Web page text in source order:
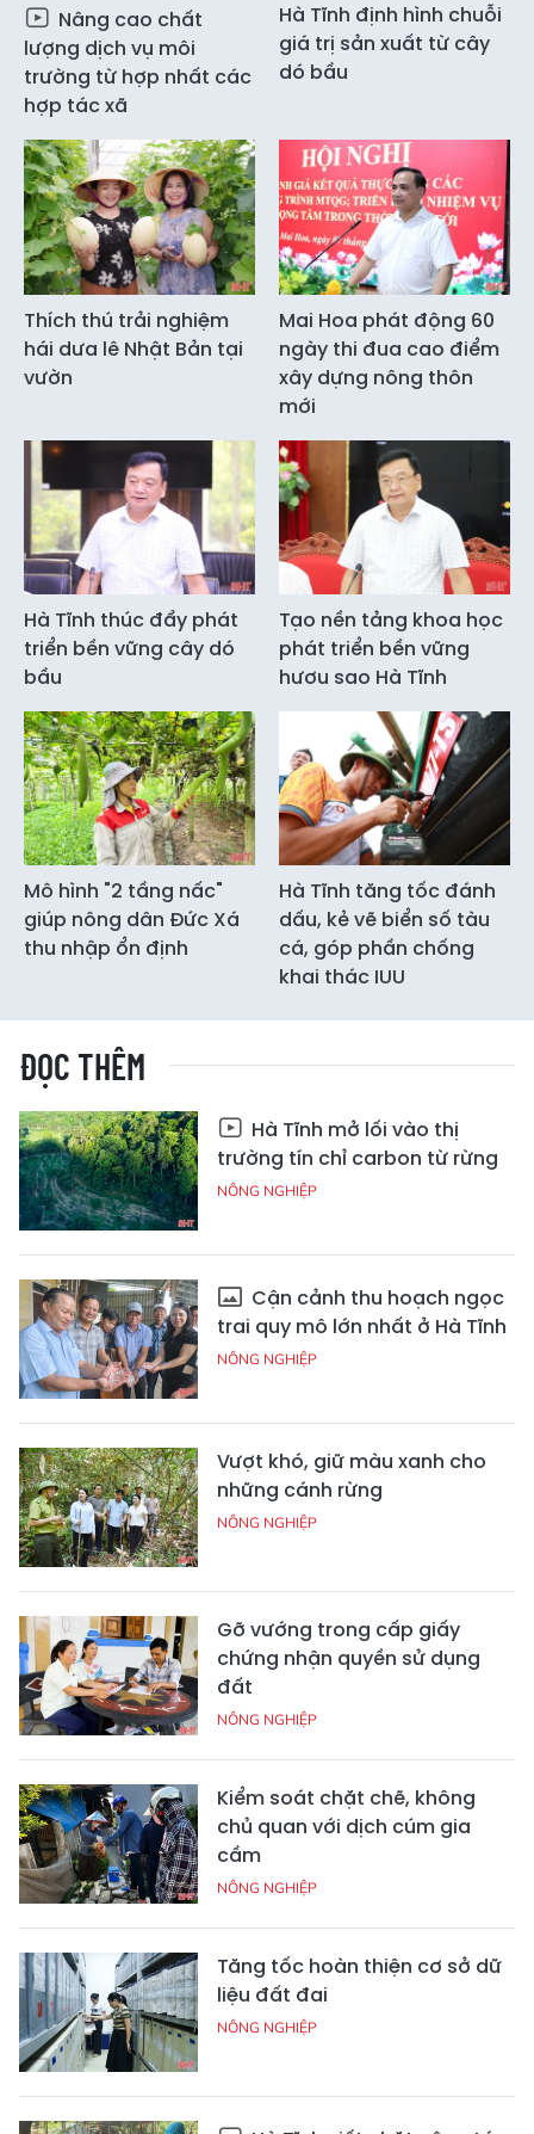
Nâng cao chất
lượng dịch vụ môi
trường từ hợp nhất các
hợp tác xã
Hà Tĩnh định hình chuỗi
giá trị sản xuất từ cây
dó bầu
Thích thú trải nghiệm
hái dưa lê Nhật Bản tại
vườn
Mai Hoa phát động 60
ngày thi đua cao điểm
xây dựng nông thôn
mới
Hà Tĩnh thúc đẩy phát
triển bền vững cây dó
bầu
Tạo nền tảng khoa học
phát triển bền vững
hươu sao Hà Tĩnh
Mô hình "2 tầng nấc"
giúp nông dân Đức Xá
thu nhập ổn định
Hà Tĩnh tăng tốc đánh
dấu, kẻ vẽ biển số tàu
cá, góp phần chống
khai thác IUU
ĐỌC THÊM
Hà Tĩnh mở lối vào thị
trường tín chỉ carbon từ rừng
NÔNG NGHIỆP
Cận cảnh thu hoạch ngọc
trai quy mô lớn nhất ở Hà Tĩnh
NÔNG NGHIỆP
Vượt khó, giữ màu xanh cho
những cánh rừng
NÔNG NGHIỆP
Gỡ vướng trong cấp giấy
chứng nhận quyền sử dụng
đất
NÔNG NGHIỆP
Kiểm soát chặt chẽ, không
chủ quan với dịch cúm gia
cầm
NÔNG NGHIỆP
Tăng tốc hoàn thiện cơ sở dữ
liệu đất đai
NÔNG NGHIỆP